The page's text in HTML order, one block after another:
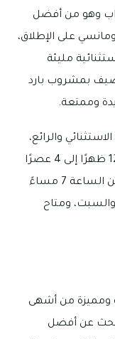
وهو من أفضل
على الإطلاق،
مليئة
بمشروب بارد
وممتعة.
والرائع،
وتبدأ مواعيد وجبة الغداء به من الساعة 12 ظهرًا إلى 4 عصرًا
كل يوم، بينما تبدأ مواعيد وجبة العشاء من الساعة 7 مساءً
والسبت، ومتاح
ومميزة من أشهى
تبحث عن أفضل